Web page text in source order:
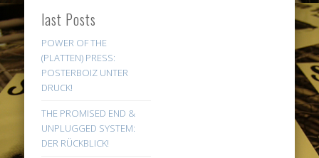
last Posts
POWER OF THE
(PLATTEN) PRESS:
POSTERBOIZ UNTER
DRUCK!
THE PROMISED END &
UNPLUGGED SYSTEM:
DER RÜCKBLICK!